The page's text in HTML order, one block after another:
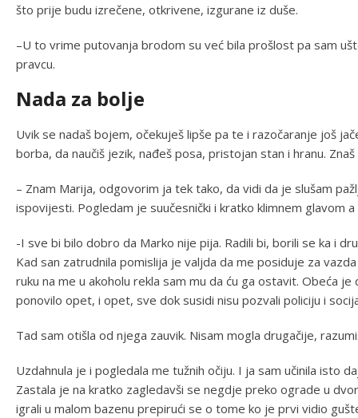
što prije budu izrečene, otkrivene, izgurane iz duše.
–U to vrime putovanja brodom su već bila prošlost pa sam
pravcu.
Nada za bolje
Uvik se nadaš bojem, očekuješ lipše pa te i razočaranje još
borba, da naučiš jezik, nađeš posa, pristojan stan i hranu.
– Znam Marija, odgovorim ja tek tako, da vidi da je slušam
ispovijesti. Pogledam je suučesnički i kratko klimnem glavom a
-I sve bi bilo dobro da Marko nije pija. Radili bi, borili se ka i
Kad san zatrudnila pomislija je valjda da me posiduje za
ruku na me u akoholu rekla sam mu da ću ga ostavit. Obeća
ponovilo opet, i opet, sve dok susidi nisu pozvali policiju i
Tad sam otišla od njega zauvik. Nisam mogla drugačije,
Uzdahnula je i pogledala me tužnih očiju. I ja sam učinila isto
Zastala je na kratko zagledavši se negdje preko ograde u
igrali u malom bazenu prepirući se o tome ko je prvi vidio